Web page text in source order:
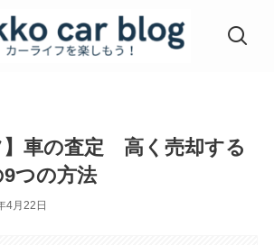
】車の査定 高く売却する
9つの方法
4月22日